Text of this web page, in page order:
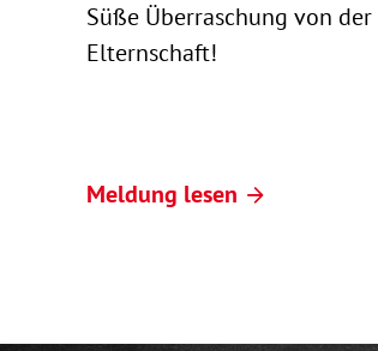
Süße Überraschung von
Elternschaft!
Meldung lesen